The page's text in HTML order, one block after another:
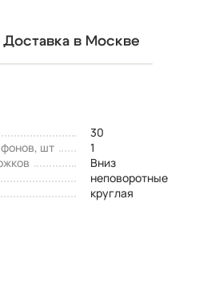
Доставка в Москве
30
шт
1
Вниз
неповоротные
круглая